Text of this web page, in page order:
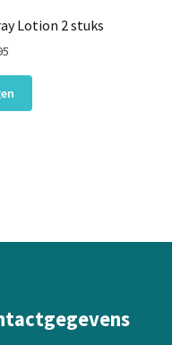
Lotion 2 stuks
Huidige
is:
€29,95.